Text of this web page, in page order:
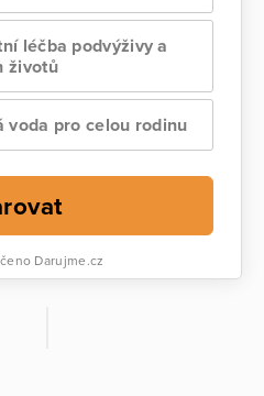
léčba podvýživy a
životů
voda pro celou rodinu
Darujme.cz